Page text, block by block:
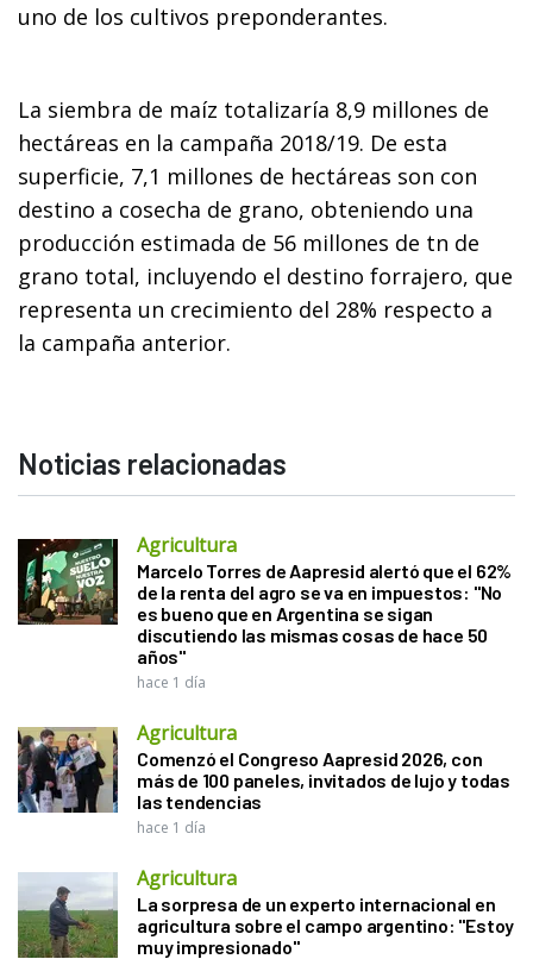
uno de los cultivos preponderantes.
La siembra de maíz totalizaría 8,9 millones de
hectáreas en la campaña 2018/19. De esta
superficie, 7,1 millones de hectáreas son con
destino a cosecha de grano, obteniendo una
producción estimada de 56 millones de tn de
grano total, incluyendo el destino forrajero, que
representa un crecimiento del 28% respecto a
la campaña anterior.
Noticias relacionadas
Agricultura
Marcelo Torres de Aapresid alertó que el 62%
de la renta del agro se va en impuestos: "No
es bueno que en Argentina se sigan
discutiendo las mismas cosas de hace 50
años"
hace 1 día
Agricultura
Comenzó el Congreso Aapresid 2026, con
más de 100 paneles, invitados de lujo y todas
las tendencias
hace 1 día
Agricultura
La sorpresa de un experto internacional en
agricultura sobre el campo argentino: "Estoy
muy impresionado"